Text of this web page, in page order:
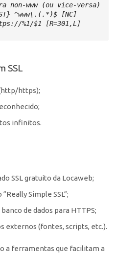
non-www (ou vice-versa)
^www\.(.*)$ [NC]
%1/$1 [R=301,L]
SSL
https);
infinitos.
SSL gratuito da Locaweb;
Simple SSL”;
de dados para HTTPS;
externos (fontes, scripts, etc.).
a ferramentas que facilitam a